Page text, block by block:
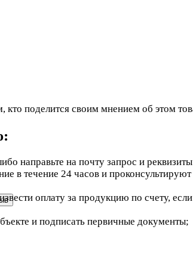
поделится своим мнением об этом
направьте на почту запрос и
в течение 24 часов и
оплату за продукцию по счету,
и подписать первичные документы;